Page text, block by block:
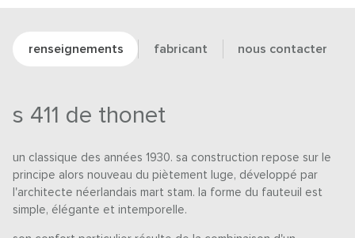
renseignements fabricant nous contacter
s 411 de thonet
un classique des années 1930. sa construction repose sur le
principe alors nouveau du piètement luge, développé par
l'architecte néerlandais mart stam. la forme du fauteuil est
simple, élégante et intemporelle.